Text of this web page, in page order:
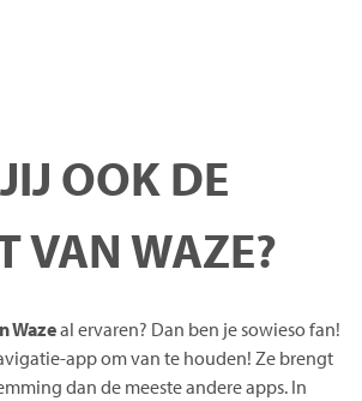
OOK DE
VAN WAZE?
Wazeal ervaren? Dan ben je sowieso fan!
app om van te houden! Ze brengt
dan de meeste andere apps. In